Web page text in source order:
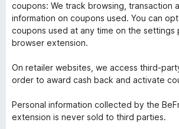
coupons: We track browsing, transaction
information on coupons used. You can
coupons used at any time on the settings
browser extension.
On retailer websites, we access third-
order to award cash back and activate
Personal information collected by the
extension is never sold to third parties.